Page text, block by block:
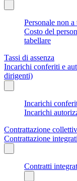
Personale non
Costo del
tabellare
Tassi di assenza
Incarichi conferiti e
dirigenti)
Incarichi
Incarichi
Contrattazione
Contrattazione
Contratti